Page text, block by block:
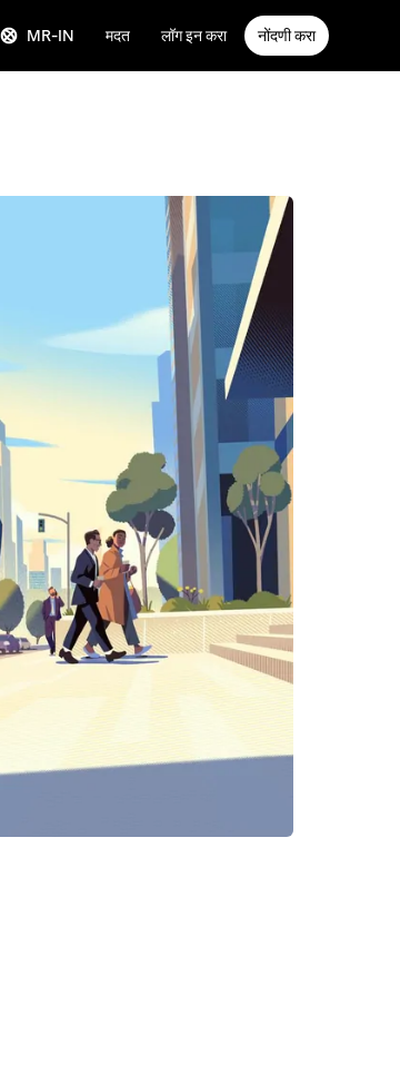
MR-IN मदत लॉग इन करा नोंदणी करा